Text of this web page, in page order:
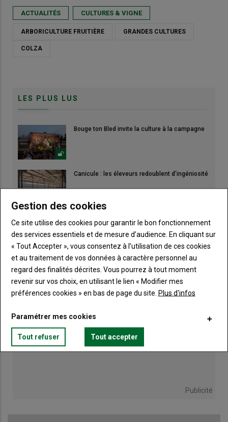
ACTUALITÉS CULTURES & VIGNE
ARBORICULTURE FRUITIÈRE GRANDES CULTURES
COLZA
LES PLUS LUS
Bouge ton Bled invite la culture à la campagne
Canicule : les éleveurs redoublent d'ingéniosité
Des tours de champs pour ajuster la stratégie
de récolte
Publicité
Gestion des cookies
Ce site utilise des cookies pour garantir le bon fonctionnement
des services essentiels et de mesure d’audience. En cliquant sur
« Tout Accepter », vous consentez à l’utilisation de ces cookies
et au traitement de vos données à caractère personnel au
regard des finalités décrites. Vous pourrez à tout moment
revenir sur vos choix, en utilisant le lien « Modifier mes
préférences cookies » en bas de page du site. Plus d'infos
Paramétrer mes cookies
Tout refuser Tout accepter